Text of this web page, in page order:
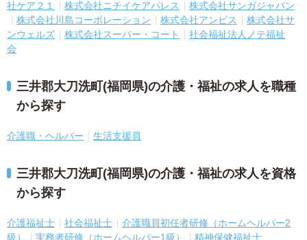
社ケア２１
株式会社ニチイケアパレス
株式会社サンガジャパン
株式会社川島コーポレーション
株式会社アンビス
株式会社サ
ンウェルズ
株式会社スーパー・コート
社会福祉法人ノテ福祉
会
三井郡大刀洗町(福岡県)の介護・福祉の求人を職種
から探す
介護職・ヘルパー 生活支援員
三井郡大刀洗町(福岡県)の介護・福祉の求人を資格
から探す
介護福祉士 社会福祉士
介護職員初任者研修（ホームヘルパー2
級）
実務者研修（ホームヘルパー1級） 精神保健福祉士